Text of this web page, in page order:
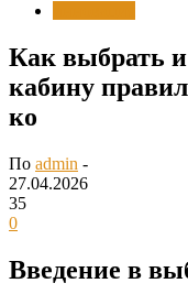
Как выбрать
кабину
ко
По admin -
27.04.2026
35
0
Введение в